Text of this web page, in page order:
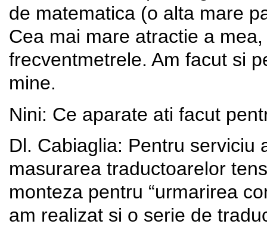
de matematica (o alta mare
Cea mai mare atractie a
frecventmetrele. Am facut si
mine.
Nini: Ce aparate ati facut
Dl. Cabiaglia: Pentru serviciu
masurarea traductoarelor
monteza pentru “urmarirea
am realizat si o serie de